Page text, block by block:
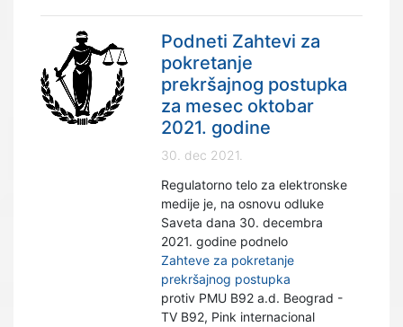
Podneti Zahtevi za
pokretanje
prekršajnog postupka
za mesec oktobar
2021. godine
30. dec 2021.
Regulatorno telo za elektronske
medije je, na osnovu odluke
Saveta dana 30. decembra
2021. godine podnelo
Zahteve za pokretanje
prekršajnog postupka
protiv PMU B92 a.d. Beograd -
TV B92, Pink internacional